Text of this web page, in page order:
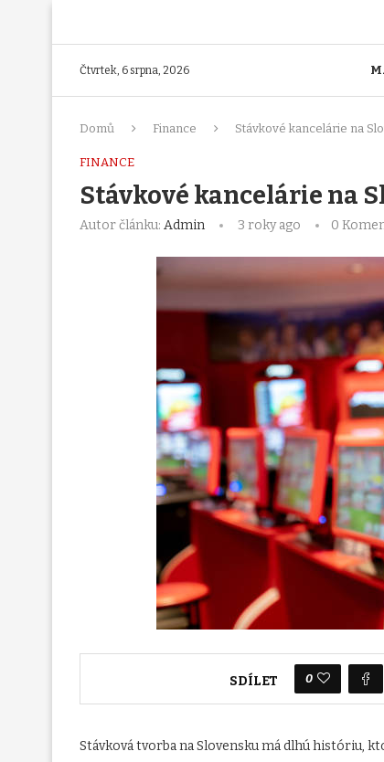
Čtvrtek, 6 srpna, 2026
Domů Finance Stávkové kancelárie na
FINANCE
Stávkové kancelárie na
Autor článku: Admin 3 roky ago 0
SDÍLET 0
Stávková tvorba na Slovensku má dlhú históriu,